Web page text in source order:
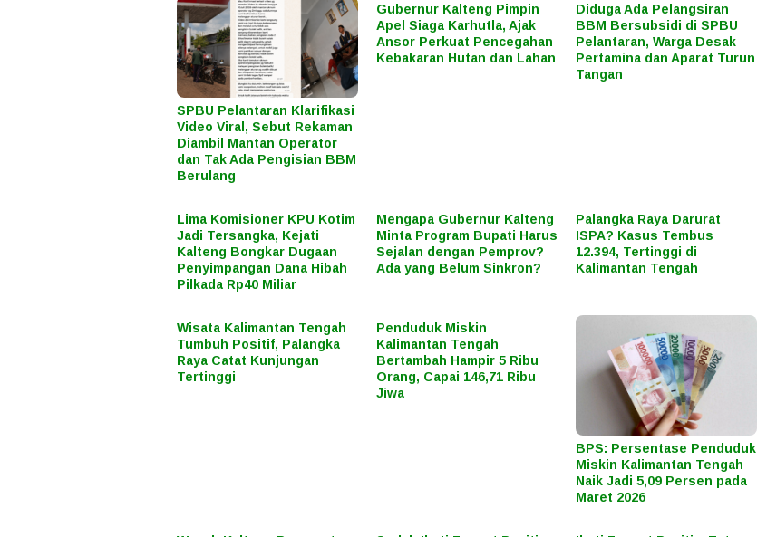
SPBU Pelantaran Klarifikasi
Video Viral, Sebut Rekaman
Diambil Mantan Operator
dan Tak Ada Pengisian BBM
Berulang
Gubernur Kalteng Pimpin
Apel Siaga Karhutla, Ajak
Ansor Perkuat Pencegahan
Kebakaran Hutan dan Lahan
Diduga Ada Pelangsiran
BBM Bersubsidi di SPBU
Pelantaran, Warga Desak
Pertamina dan Aparat Turun
Tangan
Lima Komisioner KPU Kotim
Jadi Tersangka, Kejati
Kalteng Bongkar Dugaan
Penyimpangan Dana Hibah
Pilkada Rp40 Miliar
Mengapa Gubernur Kalteng
Minta Program Bupati Harus
Sejalan dengan Pemprov?
Ada yang Belum Sinkron?
Palangka Raya Darurat
ISPA? Kasus Tembus
12.394, Tertinggi di
Kalimantan Tengah
Wisata Kalimantan Tengah
Tumbuh Positif, Palangka
Raya Catat Kunjungan
Tertinggi
Penduduk Miskin
Kalimantan Tengah
Bertambah Hampir 5 Ribu
Orang, Capai 146,71 Ribu
Jiwa
BPS: Persentase Penduduk
Miskin Kalimantan Tengah
Naik Jadi 5,09 Persen pada
Maret 2026